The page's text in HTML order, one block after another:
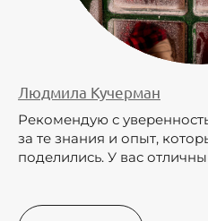
Людмила Кучерман
Рекомендую с
за те знания и опыт,
поделились. У вас